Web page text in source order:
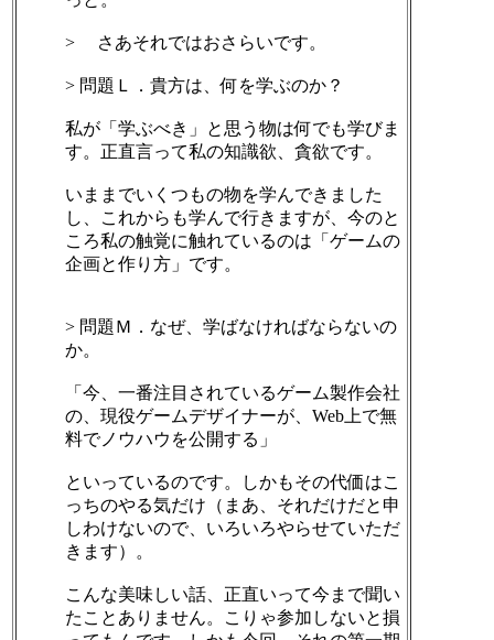
> さあそれではおさらいです。
> 問題Ｌ．貴方は、何を学ぶのか？
私が「学ぶべき」と思う物は何でも学びま
す。正直言って私の知識欲、貪欲です。
いままでいくつもの物を学んできました
し、これからも学んで行きますが、今のと
ころ私の触覚に触れているのは「ゲームの
企画と作り方」です。
> 問題Ｍ．なぜ、学ばなければならないの
か。
「今、一番注目されているゲーム製作会社
の、現役ゲームデザイナーが、Web上で無
料でノウハウを公開する」
といっているのです。しかもその代価はこ
っちのやる気だけ（まあ、それだけだと申
しわけないので、いろいろやらせていただ
きます）。
こんな美味しい話、正直いって今まで聞い
たことありません。こりゃ参加しないと損